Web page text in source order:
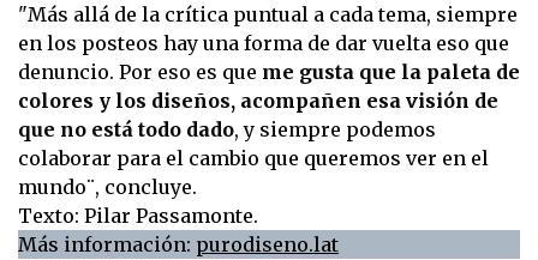
"Más allá de la crítica puntual a cada tema, siempre
en los posteos hay una forma de dar vuelta eso que
denuncio. Por eso es que me gusta que la paleta de
colores y los diseños, acompañen esa visión de
que no está todo dado, y siempre podemos
colaborar para el cambio que queremos ver en el
mundo¨, concluye.
Texto: Pilar Passamonte.
Más información: purodiseno.lat